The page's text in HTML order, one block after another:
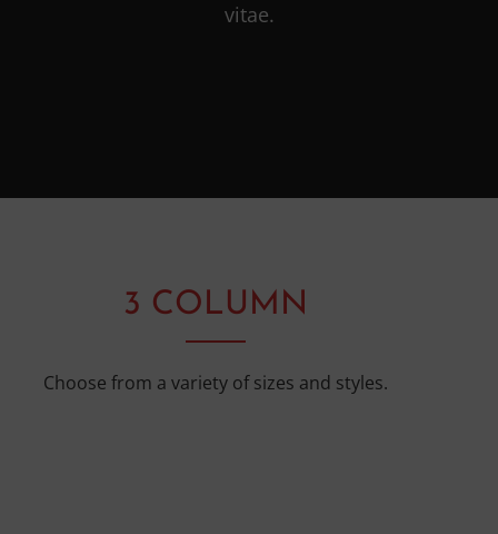
vitae.
3 COLUMN
Choose from a variety of sizes and styles.